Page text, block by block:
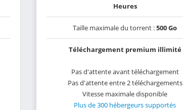
Heures
Taille maximale du torrent :500 Go
Téléchargement premium illimité
Pas d'attente avant téléchargement
Pas d'attente entre 2 téléchargements
Vitesse maximale disponible
Plus de 300 hébergeurs supportés